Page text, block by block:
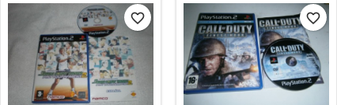
favorite_border favorite_border